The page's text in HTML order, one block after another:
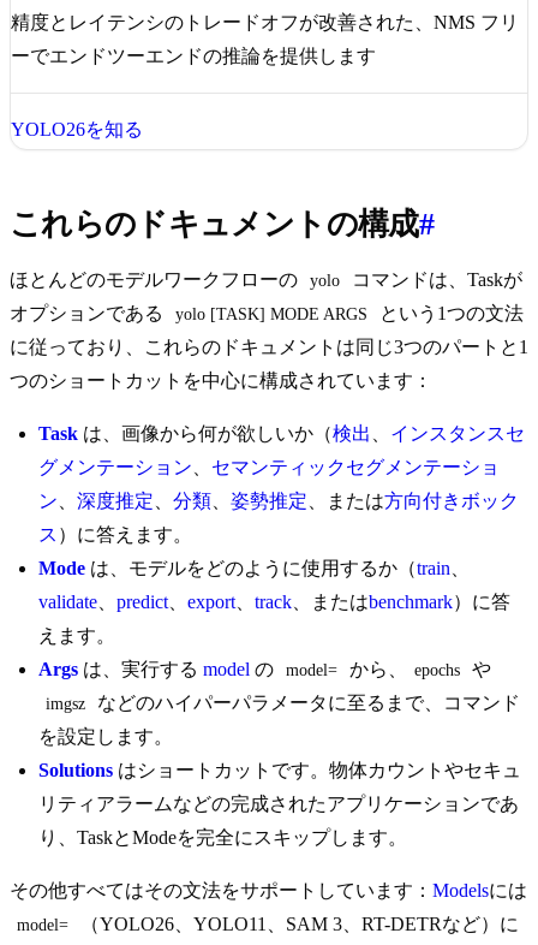
精度とレイテンシのトレードオフが改善された、NMS フリ
ーでエンドツーエンドの推論を提供します
YOLO26を知る
これらのドキュメントの構成#
ほとんどのモデルワークフローの yolo
コマンドは、Taskが
オプションである
yolo [TASK] MODE ARGS
という1つの文法
に従っており、これらのドキュメントは同じ3つのパートと1
つのショートカットを中心に構成されています：
Task は、画像から何が欲しいか（検出
インスタンスセ
グメンテーション
セマンティックセグメンテーショ
ン
深度推定 分類 姿勢推定 、または方向付きボック
ス ）に答えます。
Mode は、モデルをどのように使用するか（train
validate
predict export track 、またはbenchmark）に答
えます。
Args は、実行する model の model= から、 epochs や
imgsz
などのハイパーパラメータに至るまで、コマンド
を設定します。
Solutions はショートカットです。物体カウントやセキュ
リティアラームなどの完成されたアプリケーションであ
り、TaskとModeを完全にスキップします。
その他すべてはその文法をサポートしています： Modelsには
model=
（YOLO26、YOLO11、SAM 3、RT-DETRなど）に